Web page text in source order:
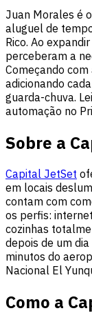
Juan Morales é
aluguel de
Rico. Ao
perceberam a
Começando
adicionando
guarda-chuva.
automação no
Sobre a
Capital JetSet
em locais
contam com
os perfis:
cozinhas
depois de um
minutos do
Nacional El
Como a